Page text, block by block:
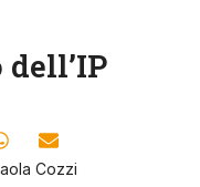
Cozzi